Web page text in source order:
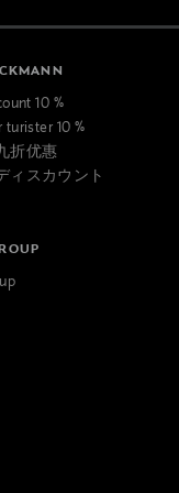
10 %
turister 10 %
折优惠
ィスカウント